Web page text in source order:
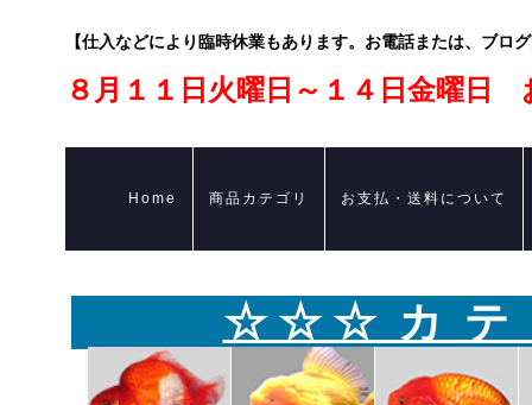
【仕入などにより臨時休業もあります。お電話または、ブロ
８月１１日火曜日～１４日金曜日
Home 商品カテゴリ お支払・送料について
☆ ☆ ☆ カ テ